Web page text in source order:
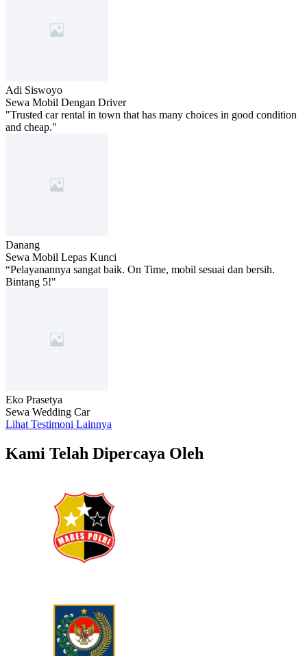
Adi Siswoyo
Sewa Mobil Dengan Driver
"Trusted car rental in town that has many choices in good condition
and cheap."
Danang
Sewa Mobil Lepas Kunci
“Pelayanannya sangat baik. On Time, mobil sesuai dan bersih.
Bintang 5!"
Eko Prasetya
Sewa Wedding Car
Lihat Testimoni Lainnya
Kami Telah Dipercaya Oleh